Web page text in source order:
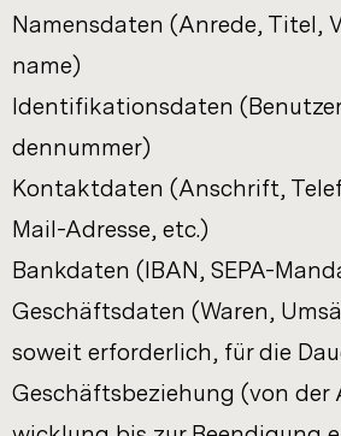
Na­mens­da­ten (An­re­de, Titel,
na­me)
Iden­ti­fi­ka­ti­ons­da­ten
den­num­mer)
Kon­takt­da­ten (An­schrift,
Mail-Adresse, etc.)
Bank­da­ten (IBAN, SEPA-​
Ge­schäfts­da­ten (Waren,
so­weit er­for­der­lich, für die
Ge­schäfts­be­zie­hung (von